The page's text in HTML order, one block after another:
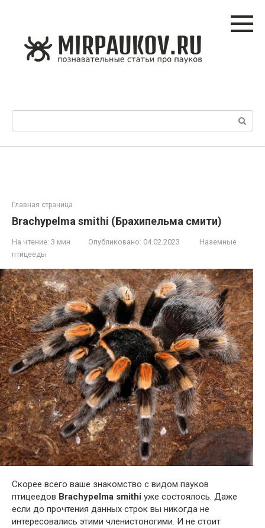
Главная страница
Brachypelma smithi (Брахипельма смити)
На чтение: 3 мин Опубликовано: 04.02.2023
Наземные
птицееды
Скорее всего ваше знакомство с видом пауков
птицеедов Brachypelma smithi уже состоялось. Даже
если до прочтения данных строк вы никогда не
интересовались этими членистоногими. И не стоит